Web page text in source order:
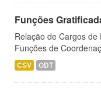
Funções
Relação de Cargos
Funções de
CSV ODT